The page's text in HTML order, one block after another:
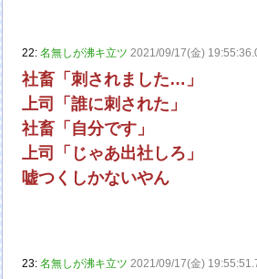
22:名無しが沸キ立ツ 2021/09/17(金)
社畜「刺されました…」
上司「誰に刺された」
社畜「自分です」
上司「じゃあ出社しろ」
嘘つくしかないやん
23:名無しが沸キ立ツ 2021/09/17(金)